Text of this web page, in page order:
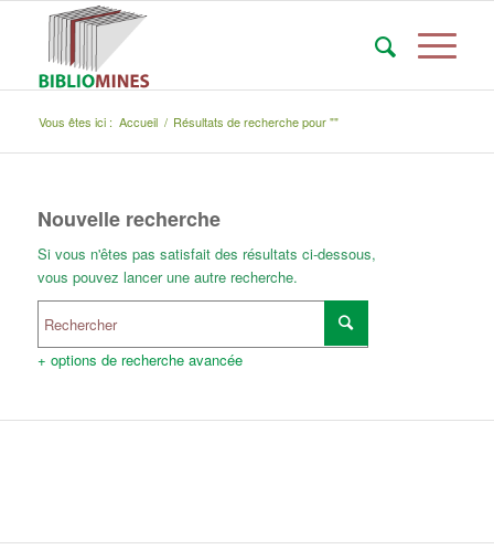
Vous êtes ici : Accueil / Résultats de recherche pour ""
Nouvelle recherche
Si vous n'êtes pas satisfait des résultats ci-dessous,
vous pouvez lancer une autre recherche.
+ options de recherche avancée